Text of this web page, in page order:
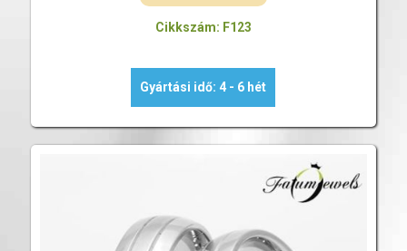
Cikkszám: F123
Gyártási idő: 4 - 6 hét